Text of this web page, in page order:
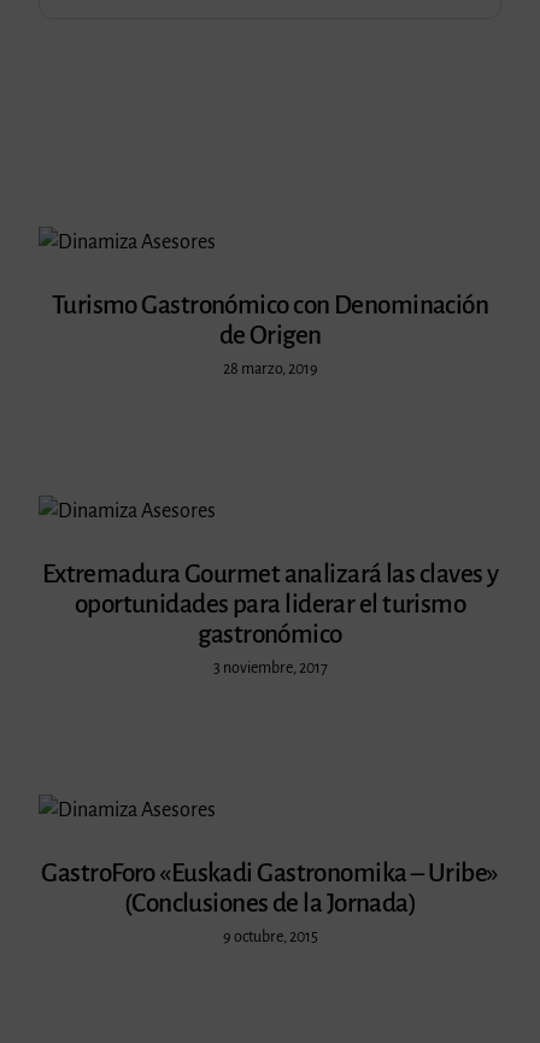
Turismo Gastronómico con Denominación
de Origen
28 marzo, 2019
Extremadura Gourmet analizará las claves y
oportunidades para liderar el turismo
gastronómico
3 noviembre, 2017
GastroForo «Euskadi Gastronomika – Uribe»
(Conclusiones de la Jornada)
9 octubre, 2015